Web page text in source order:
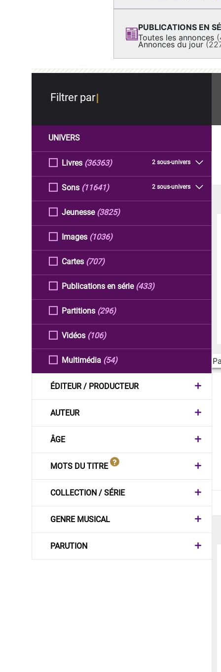
PUBLICATIONS EN
Toutes les annonces
Annonces du jour
Filtrer par
UNIVERS
Livres 2 sous-univers
(36363)
Sons 2 sous-univers
(11641)
Jeunesse (3825)
Images (1036)
Cartes (707)
Publications en série (433)
Partitions (296)
Vidéos (106)
Multimédia (54)
ÉDITEUR / PRODUCTEUR
AUTEUR
ÂGE
MOTS DU TITRE
COLLECTION / SÉRIE
GENRE MUSICAL
PARUTION